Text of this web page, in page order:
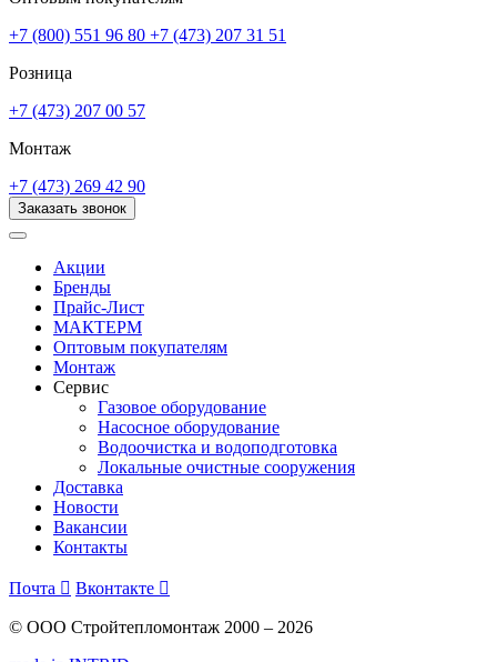
+7 (800) 551 96 80 +7 (473) 207 31 51
Розница
+7 (473) 207 00 57
Монтаж
+7 (473) 269 42 90
Заказать звонок
Акции
Бренды
Прайс-Лист
МАКТЕРМ
Оптовым покупателям
Монтаж
Сервис
Газовое оборудование
Насосное оборудование
Водоочистка и водоподготовка
Локальные очистные сооружения
Доставка
Новости
Вакансии
Контакты
Почта  Вконтакте 
© ООО Стройтепломонтаж 2000 – 2026